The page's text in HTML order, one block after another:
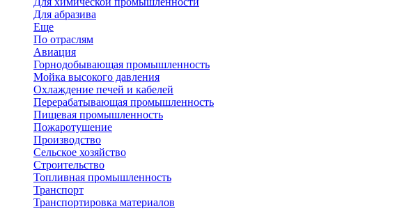
Для абразива
Еще
По отраслям
Авиация
Горнодобывающая промышленность
Мойка высокого давления
Охлаждение печей и кабелей
Перерабатывающая промышленность
Пищевая промышленность
Пожаротушение
Производство
Сельское хозяйство
Строительство
Топливная промышленность
Транспорт
Транспортировка материалов